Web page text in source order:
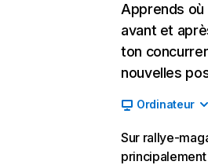
Apprends
avant et
ton
nouvelles
Ordinateur
Sur rallye-